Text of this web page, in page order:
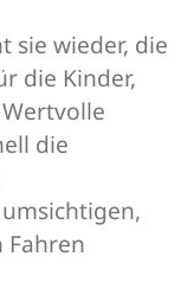
sie wieder, die
die Kinder,
die
Fahren